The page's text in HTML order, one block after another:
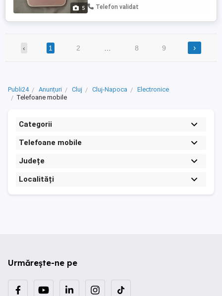
5 Telefon validat
‹ 1 2 8 9 ›
Publi24 Anunțuri Cluj Cluj-Napoca
Electronice
Telefoane mobile
Categorii
Telefoane mobile
Județe
Localități
Urmărește-ne pe